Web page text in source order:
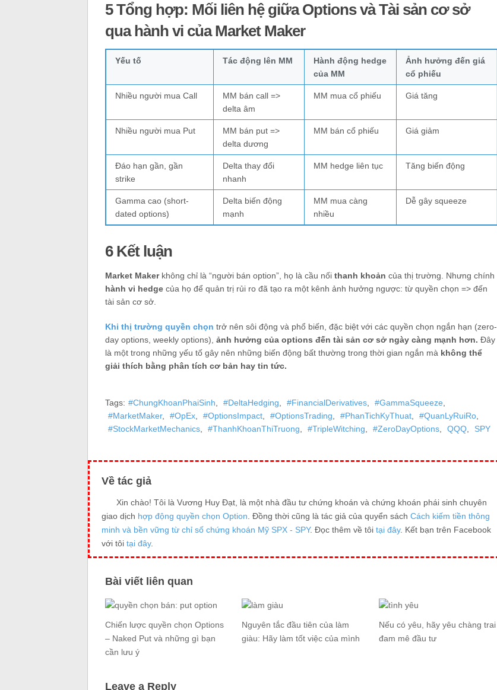
5 Tổng hợp: Mối liên hệ giữa Options và Tài sản cơ sở
qua hành vi của Market Maker
Yếu tố Tác động lên MM
Hành động hedge
của MM
Ảnh hưởng đến giá
cổ phiếu
Nhiều người mua Call
MM bán call =>
delta âm
MM mua cổ phiếu Giá tăng
Nhiều người mua Put
MM bán put =>
delta dương
MM bán cổ phiếu Giá giảm
Đáo hạn gần, gần
strike
Delta thay đổi
nhanh
MM hedge liên tục Tăng biến động
Gamma cao (short-
dated options)
Delta biến động
mạnh
MM mua càng
nhiều
Dễ gây squeeze
6 Kết luận
Market Makerkhông chỉ là “người bán option”, họ là cầu nối thanh khoản của thị trường. Nhưng chính
hành vi hedgecủa họ để quản trị rủi ro đã tạo ra một kênh ảnh hưởng ngược: từ quyền chọn => đến
tài sản cơ sở.
Khi thị trường quyền chọn trở nên sôi động và phổ biến, đặc biệt với các quyền chọn ngắn hạn (zero-
day options, weekly options), ảnh hưởng của options đến tài sản cơ sở ngày càng mạnh hơn. Đây
là một trong những yếu tố gây nên những biến động bất thường trong thời gian ngắn mà không thể
giải thích bằng phân tích cơ bản hay tin tức.
Tags: #ChungKhoanPhaiSinh #DeltaHedging #FinancialDerivatives, #GammaSqueeze
#MarketMaker, #OpEx, #OptionsImpact, #OptionsTrading #PhanTichKyThuat, #QuanLyRuiRo,
#StockMarketMechanics, #ThanhKhoanThiTruong #TripleWitching #ZeroDayOptions, QQQ, SPY
Về tác giả
Xin chào! Tôi là Vương Huy Đạt, là một nhà đầu tư chứng khoán và chứng khoán phái sinh chuyên
giao dịch hợp động quyền chọn Option . Đồng thời cũng là tác giả của quyển sách Cách kiếm tiền thông
minh và bền vững từ chỉ số chứng khoán Mỹ SPX - SPY. Đọc thêm về tôi tại đây. Kết bạn trên Facebook
với tôi tại đây.
Bài viết liên quan
Chiến lược quyền chọn Options
– Naked Put và những gì bạn
cần lưu ý
Nguyên tắc đầu tiên của làm
giàu: Hãy làm tốt việc của mình
Nếu có yêu, hãy yêu chàng trai
đam mê đầu tư
Leave a Reply